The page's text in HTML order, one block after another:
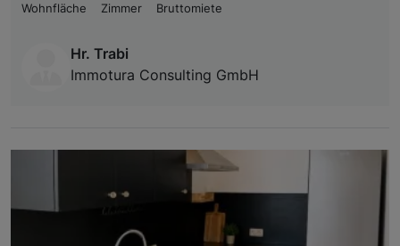
Wohnfläche
Zimmer Bruttomiete
Hr. Trabi
Immotura Consulting GmbH